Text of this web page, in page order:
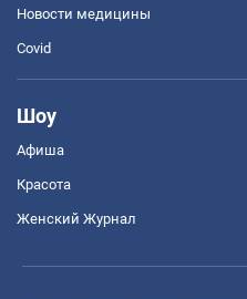
Новости медицины
Covid
Шоу
Афиша
Красота
Женский Журнал